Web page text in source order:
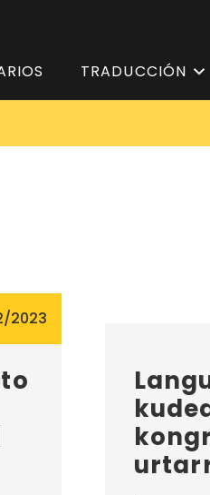
TRADUCCIÓN
2023